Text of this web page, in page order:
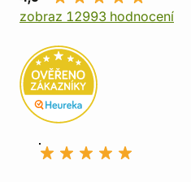
zobraz 12993 hodnocení